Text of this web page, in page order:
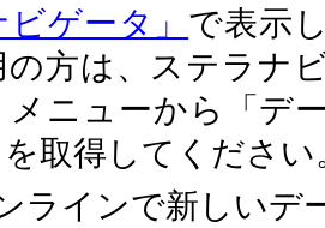
ビゲータ」 で表示
の方は、ステラナ
メニューから「デ
取得してください
ラインで新しいデ